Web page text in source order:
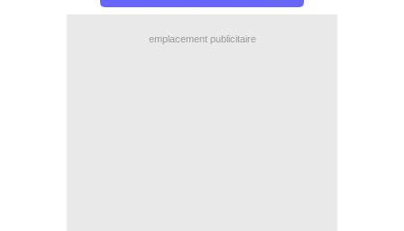
emplacement publicitaire